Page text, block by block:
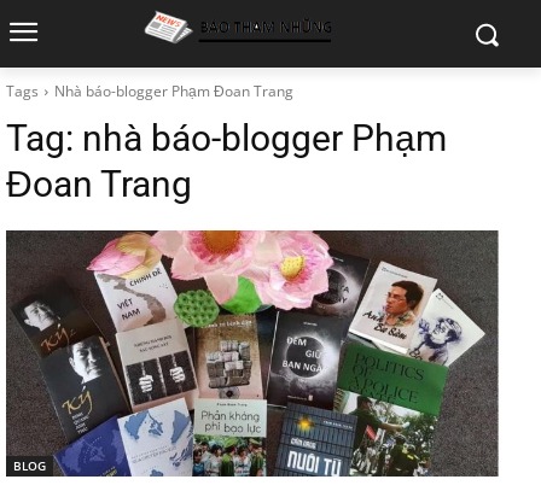
Tags Nhà báo-blogger Phạm Đoan Trang
Tag: nhà báo-blogger Phạm
Đoan Trang
BLOG